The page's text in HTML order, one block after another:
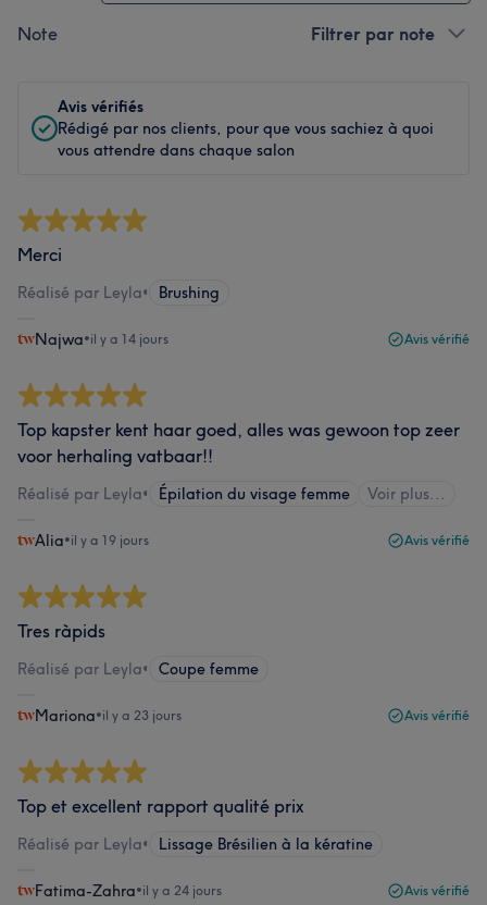
Note Filtrer par note
Avis vérifiés
Rédigé par nos clients, pour que vous sachiez à quoi
vous attendre dans chaque salon
Merci
Réalisé par Leyla• Brushing
Najwa•il y a 14 jours Avis vérifié
Top kapster kent haar goed, alles was gewoon top zeer
voor herhaling vatbaar!!
Réalisé par Leyla• Épilation du visage femme Voir plus...
Alia•il y a 19 jours Avis vérifié
Tres ràpids
Réalisé par Leyla• Coupe femme
Mariona•il y a 23 jours Avis vérifié
Top et excellent rapport qualité prix
Réalisé par Leyla• Lissage Brésilien à la kératine
Fatima-Zahra•il y a 24 jours Avis vérifié